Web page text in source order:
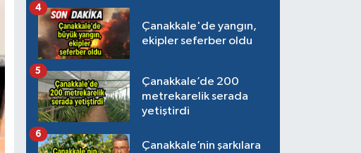
Çanakkale'de yangın,
ekipler seferber oldu
4
Çanakkale’de 200
metrekarelik serada
yetiştirdi
5
Çanakkale’nin şarkılara
6